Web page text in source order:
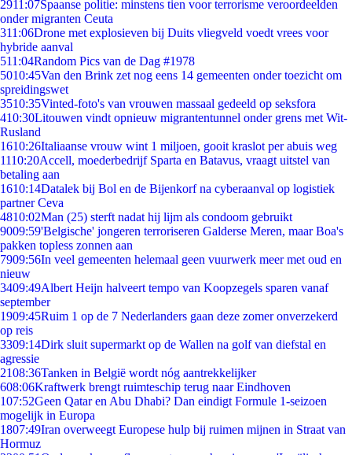
2911:07Spaanse politie: minstens tien voor terrorisme veroordeelden
onder migranten Ceuta
311:06Drone met explosieven bij Duits vliegveld voedt vrees voor
hybride aanval
511:04Random Pics van de Dag #1978
5010:45Van den Brink zet nog eens 14 gemeenten onder toezicht om
spreidingswet
3510:35Vinted-foto's van vrouwen massaal gedeeld op seksfora
410:30Litouwen vindt opnieuw migrantentunnel onder grens met Wit-
Rusland
1610:26Italiaanse vrouw wint 1 miljoen, gooit kraslot per abuis weg
1110:20Accell, moederbedrijf Sparta en Batavus, vraagt uitstel van
betaling aan
1610:14Datalek bij Bol en de Bijenkorf na cyberaanval op logistiek
partner Ceva
4810:02Man (25) sterft nadat hij lijm als condoom gebruikt
9009:59'Belgische' jongeren terroriseren Galderse Meren, maar Boa's
pakken topless zonnen aan
7909:56In veel gemeenten helemaal geen vuurwerk meer met oud en
nieuw
3409:49Albert Heijn halveert tempo van Koopzegels sparen vanaf
september
1909:45Ruim 1 op de 7 Nederlanders gaan deze zomer onverzekerd
op reis
3309:14Dirk sluit supermarkt op de Wallen na golf van diefstal en
agressie
2108:36Tanken in België wordt nóg aantrekkelijker
608:06Kraftwerk brengt ruimteschip terug naar Eindhoven
107:52Geen Qatar en Abu Dhabi? Dan eindigt Formule 1-seizoen
mogelijk in Europa
1807:49Iran overweegt Europese hulp bij ruimen mijnen in Straat van
Hormuz